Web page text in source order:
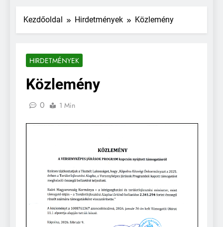
Kezdőoldal Hirdetmények Közlemény
HIRDETMÉNYEK
Közlemény
0 1 Min